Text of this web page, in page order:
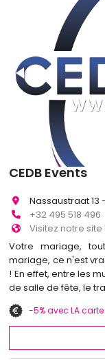
CEDB Events
Nassaustraat
+32 495 518 496
Visitez notre
Votre mariage,
mariage, ce n'est
! En effet, entre les
de salle de fête, le
-5% avec LA